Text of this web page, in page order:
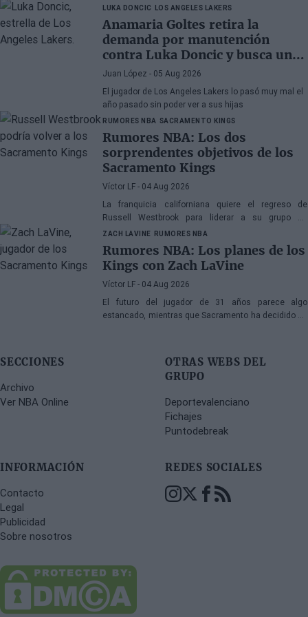
que nunca
LUKA DONCIC LOS ANGELES LAKERS
Anamaria Goltes retira la
demanda por manutención
contra Luka Doncic y busca un
acuerdo amistoso
Juan López - 05 Aug 2026
El jugador de Los Angeles Lakers lo pasó muy mal el
año pasado sin poder ver a sus hijas
RUMORES NBA SACRAMENTO KINGS
Rumores NBA: Los dos
sorprendentes objetivos de los
Sacramento Kings
Víctor LF - 04 Aug 2026
La franquicia californiana quiere el regreso de
Russell Westbrook para liderar a su grupo de
jóvenes, mientras que también suena Victor Oladipo
ZACH LAVINE RUMORES NBA
Rumores NBA: Los planes de los
Kings con Zach LaVine
Víctor LF - 04 Aug 2026
El futuro del jugador de 31 años parece algo
estancado, mientras que Sacramento ha decidido no
SECCIONES
Archivo
Ver NBA Online
OTRAS WEBS DEL
GRUPO
Deportevalenciano
Fichajes
Puntodebreak
INFORMACIÓN
Contacto
Legal
Publicidad
Sobre nosotros
REDES SOCIALES